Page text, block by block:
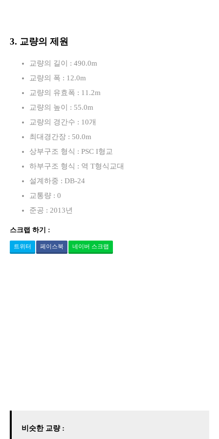
3. 교량의 제원
교량의 길이 : 490.0m
교량의 폭 : 12.0m
교량의 유효폭 : 11.2m
교량의 높이 : 55.0m
교량의 경간수 : 10개
최대경간장 : 50.0m
상부구조 형식 : PSC I형교
하부구조 형식 : 역 T형식교대
설계하중 : DB-24
교통량 : 0
준공 : 2013년
스크랩 하기 :
트위터 페이스북 네이버 스크랩
비슷한 교량 :